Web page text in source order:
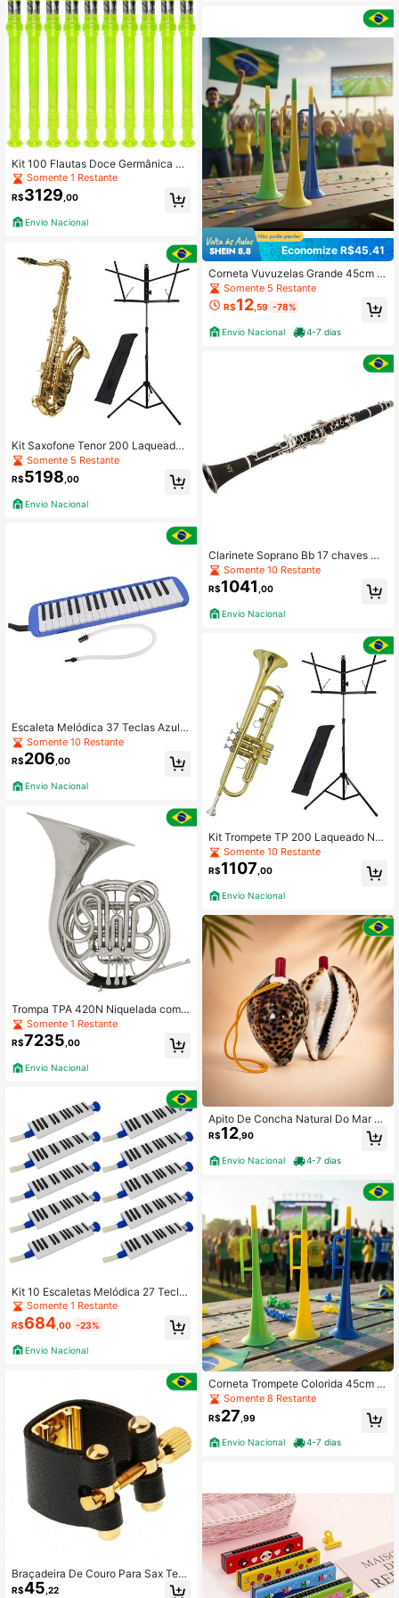
Kit 100 Flautas Doce Germânica Ve
rde Translucida FL 20G G NY
Somente 1 Restante
R$3129 ,00
Envio Nacional
Kit Saxofone Tenor 200 Laqueado
New York + Estante de Partitura S1
Somente 5 Restante
R$5198 ,00
Envio Nacional
Escaleta Melódica 37 Teclas Azul
New York
Somente 10 Restante
R$206 ,00
Envio Nacional
Trompa TPA 420N Niquelada com
Case New York
Somente 1 Restante
R$7235,00
Envio Nacional
Kit 10 Escaletas Melódica 27 Tecla
s Azul New York
Somente 1 Restante
R$684 ,00 -23%
Envio Nacional
Braçadeira De Couro Para Sax Ten
or Ou Clarinete Músico Pro
R$45 ,22
nto, Prática de Mindfulness, Cura d
e Chakras, Auto-Regulação, Presen
te Espiritual Único, Decoração Eleg
ante, Compacto e Portátil, Sons Cur
ativos
Economize R$45,41
Corneta Vuvuzelas Grande 45cm T
orcedor Comemoração Brasil
Somente 5 Restante
R$12,59 -78%
Envio Nacional 4-7 dias
Clarinete Soprano Bb 17 chaves CL
200 com Case New York
Somente 10 Restante
R$1041 ,00
Envio Nacional
Kit Trompete TP 200 Laqueado Ne
w York + Estante de Partitura S1
Somente 10 Restante
R$1107 ,00
Envio Nacional
Apito De Concha Natural Do Mar P
ercussão Musicalização
R$12,90
Envio Nacional 4-7 dias
Corneta Trompete Colorida 45cm B
rasil Torcedor
Somente 8 Restante
R$27 ,99
Envio Nacional 4-7 dias